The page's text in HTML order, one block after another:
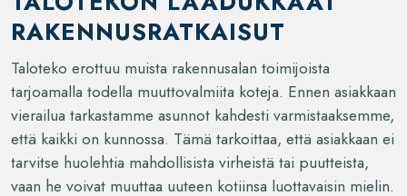
RAKENNUSRATKAISUT
Taloteko erottuu muista rakennusalan toimijoista
tarjoamalla todella muuttovalmiita koteja. Ennen asiakkaan
vierailua tarkastamme asunnot kahdesti varmistaaksemme,
että kaikki on kunnossa. Tämä tarkoittaa, että asiakkaan ei
tarvitse huolehtia mahdollisista virheistä tai puutteista,
vaan he voivat muuttaa uuteen kotiinsa luottavaisin mielin.